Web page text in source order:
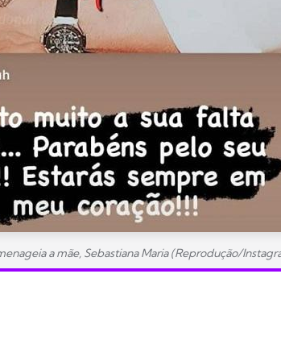
a mãe, Sebastiana Maria (Reprodução/